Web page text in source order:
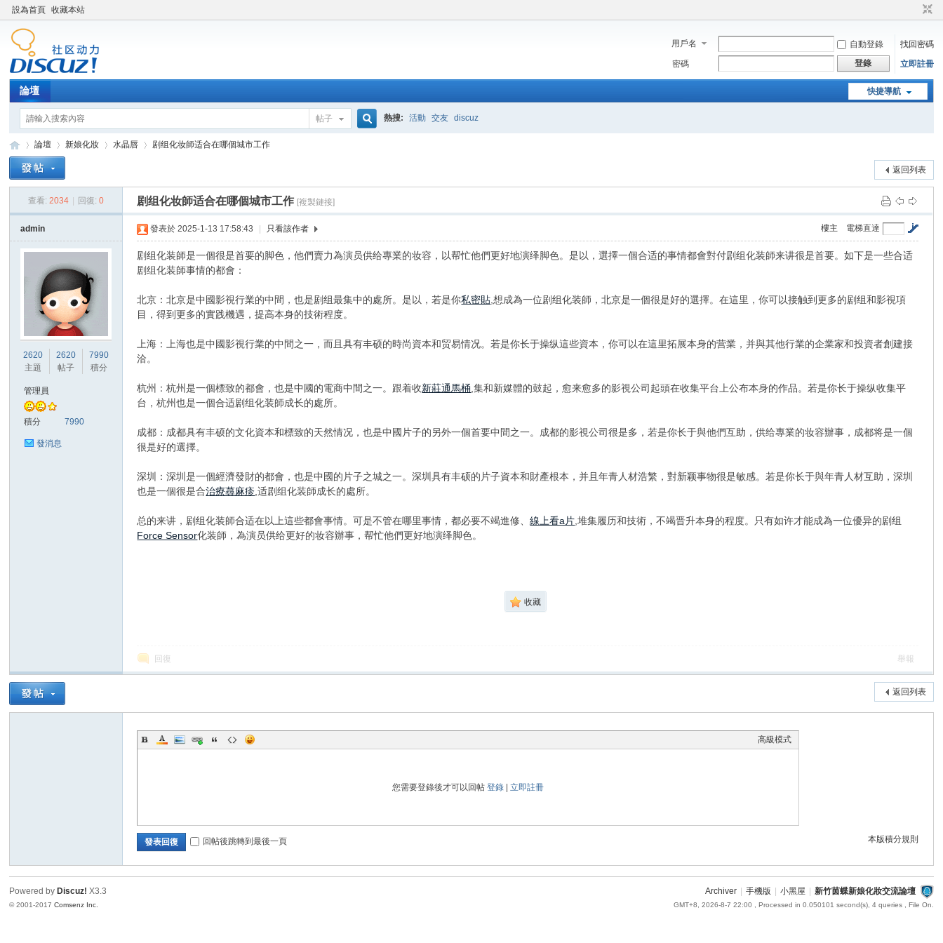
設為首頁 收藏本站
用戶名 自動登錄
找回密碼
密碼
登錄 立即註冊
快捷導航
論壇
帖子 熱搜: 活動 交友 discuz
娘
論壇
›
新娘化妝
›
水晶唇
›
剧组化妆師适合在哪個城市工作
返回列表
查看: 2034 回復: 0 剧组化妆師适合在哪個城市工作 [複製鏈接]
admin
2620
主題
2620
帖子
7990
積分
管理員
積分 7990
發消息
電梯直達
樓主
發表於 2025-1-13 17:58:43 只看該作者
剧组化装師是一個很是首要的脚色，他們賣力為演员供给專業的妆容，以帮忙他們更好地演绎脚色。是以，選擇一個合适的事情都會對付剧组化装師来讲很是首要。如下是一些合适
剧组化装師事情的都會：
北京：北京是中國影視行業的中間，也是剧组最集中的處所。是以，若是你私密貼 ,想成為一位剧组化装師，北京是一個很是好的選擇。在這里，你可以接触到更多的剧组和影視項
目，得到更多的實践機遇，提高本身的技術程度。
上海：上海也是中國影視行業的中間之一，而且具有丰硕的時尚資本和贸易情况。若是你长于操纵這些資本，你可以在這里拓展本身的营業，并與其他行業的企業家和投資者創建接
洽。
杭州：杭州是一個標致的都會，也是中國的電商中間之一。跟着收新莊通馬桶 ,集和新媒體的鼓起，愈来愈多的影視公司起頭在收集平台上公布本身的作品。若是你长于操纵收集平
台，杭州也是一個合适剧组化装師成长的處所。
成都：成都具有丰硕的文化資本和標致的天然情况，也是中國片子的另外一個首要中間之一。成都的影視公司很是多，若是你长于與他們互助，供给專業的妆容辦事，成都将是一個
很是好的選擇。
深圳：深圳是一個經濟發財的都會，也是中國的片子之城之一。深圳具有丰硕的片子資本和財產根本，并且年青人材浩繁，對新颖事物很是敏感。若是你长于與年青人材互助，深圳
也是一個很是合治療蕁麻疹 ,适剧组化装師成长的處所。
总的来讲，剧组化装師合适在以上這些都會事情。可是不管在哪里事情，都必要不竭進修、線上看a片 ,堆集履历和技術，不竭晋升本身的程度。只有如许才能成為一位優异的剧组
Force Sensor化装師，為演员供给更好的妆容辦事，帮忙他們更好地演绎脚色。
收藏
回復 舉報
返回列表
高級模式
您需要登錄後才可以回帖登錄 |立即註冊
本版積分規則
發表回復 回帖後跳轉到最後一頁
Archiver 手機版 小黑屋 新竹茵蝶新娘化妝交流論壇
GMT+8, 2026-8-7 22:00 , Processed in 0.050101 second(s), 4 queries , File On.
Powered by Discuz! X3.3
© 2001-2017Comsenz Inc.